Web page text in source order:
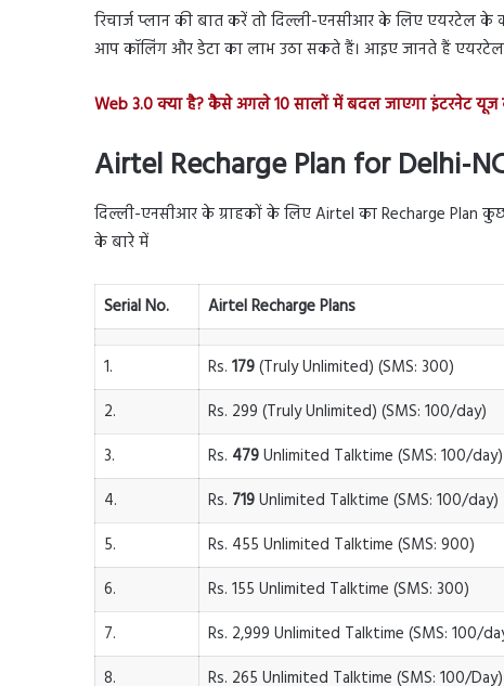
रिचार्ज प्लान की बात करें तो दिल्ली-एनसीआर के लिए एयरटेल
आप कॉलिंग और डेटा का लाभ उठा सकते हैं। आइए जानते हैं
Web 3.0 क्या है? कैसे अगले 10 सालों में बदल जाएगा इंटरनेट यूज
Airtel Recharge Plan for Delhi-
दिल्ली-एनसीआर के ग्राहकों के लिए Airtel का Recharge Plan
के बारे में
Serial No. Airtel Recharge Plans
1. Rs. 179(Truly Unlimited) (SMS: 300)
2.
Rs. 299 (Truly Unlimited) (SMS: 100/day)
3.
Rs. 479Unlimited Talktime (SMS: 100/day)
4.
Rs. 719Unlimited Talktime (SMS: 100/day)
5.
Rs. 455 Unlimited Talktime (SMS: 900)
6.
Rs. 155 Unlimited Talktime (SMS: 300)
7.
Rs. 2,999 Unlimited Talktime (SMS: 100/
8.
Rs. 265 Unlimited Talktime (SMS: 100/Day)